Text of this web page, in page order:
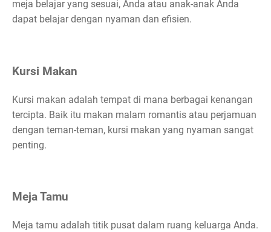
meja belajar yang sesuai, Anda atau anak-anak Anda
dapat belajar dengan nyaman dan efisien.
Kursi Makan
Kursi makan adalah tempat di mana berbagai kenangan
tercipta. Baik itu makan malam romantis atau perjamuan
dengan teman-teman, kursi makan yang nyaman sangat
penting.
Meja Tamu
Meja tamu adalah titik pusat dalam ruang keluarga Anda.